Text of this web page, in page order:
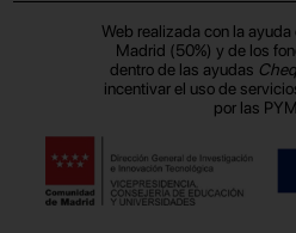
Web realizada con la
Madrid (50%) y de los
dentro de las ayudas
incentivar el uso de
por las